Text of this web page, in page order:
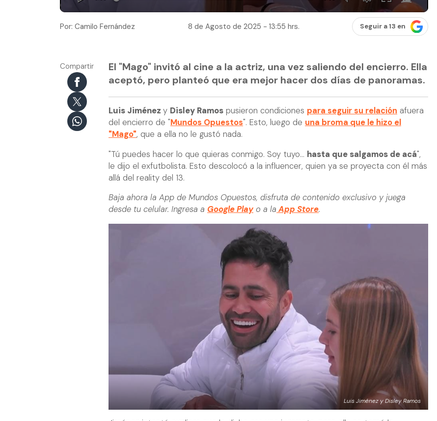
Por: Camilo Fernández 8 de Agosto de 2025 - 13:55 hrs. Seguir a 13 en
Compartir
El "Mago" invitó al cine a la actriz, una vez saliendo del encierro. Ella
aceptó, pero planteó que era mejor hacer dos días de panoramas.
Luis Jiménez y Disley Ramos pusieron condiciones para seguir su relación afuera
del encierro de "Mundos Opuestos". Esto, luego de una broma que le hizo el
"Mago", que a ella no le gustó nada.
"Tú puedes hacer lo que quieras conmigo. Soy tuyo... hasta que salgamos de acá",
le dijo el exfutbolista. Esto descolocó a la influencer, quien ya se proyecta con él más
allá del reality del 13.
Baja ahora la App de Mundos Opuestos, disfruta de contenido exclusivo y juega
desde tu celular. Ingresa a Google Playo a laApp Store.
Luis Jiménez y Disley Ramos